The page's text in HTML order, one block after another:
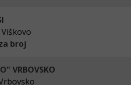
broj
VRBOVSKO